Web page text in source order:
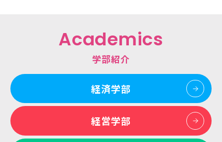
Academics
学部紹介
経済学部
経営学部